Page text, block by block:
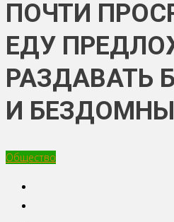
ПОЧТИ
ЕДУ
РАЗДАВАТЬ
И
Общество